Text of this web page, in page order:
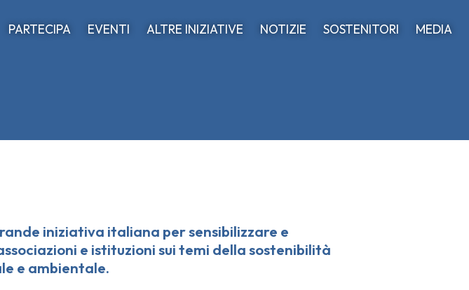
PARTECIPA EVENTI ALTRE INIZIATIVE NOTIZIE SOSTENITORI MEDIA
iniziativa italiana per sensibilizzare e
e istituzionisui temi della sostenibilità
e ambientale.